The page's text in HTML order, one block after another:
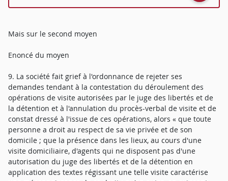
Mais sur le second moyen
Enoncé du moyen
9. La société fait grief à l'ordonnance de rejeter ses
demandes tendant à la contestation du déroulement des
opérations de visite autorisées par le juge des libertés et de
la détention et à l'annulation du procès-verbal de visite et de
constat dressé à l'issue de ces opérations, alors « que toute
personne a droit au respect de sa vie privée et de son
domicile ; que la présence dans les lieux, au cours d'une
visite domiciliaire, d'agents qui ne disposent pas d'une
autorisation du juge des libertés et de la détention en
application des textes régissant une telle visite caractérise